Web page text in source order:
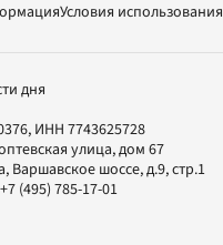
Условия использования
дня
ИНН 7743625728
улица, дом 67
, Варшавское шоссе, д.9, стр.1
+7 (495) 785-17-01